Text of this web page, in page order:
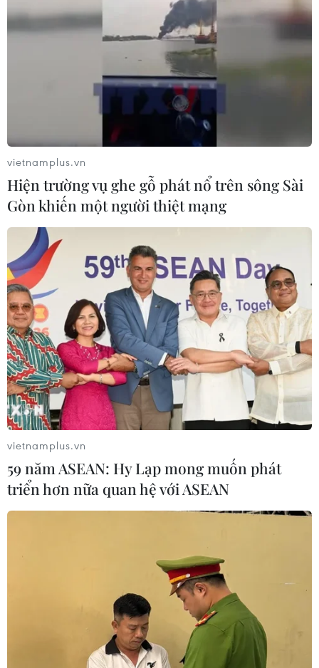
TIN CÙNG CHUYÊN MỤC
Chuyển Bộ Công an thông tin 7 cá
nhân bán vàng không rõ nguồn gốc
vietnamplus.vn
Hiện trường vụ ghe gỗ phát nổ trên sông Sài
Gòn khiến một người thiệt mạng
vietnamplus.vn
59 năm ASEAN: Hy Lạp mong muốn phát
triển hơn nữa quan hệ với ASEAN